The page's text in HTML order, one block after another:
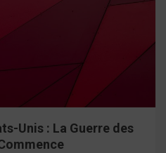
Unis : La Guerre des